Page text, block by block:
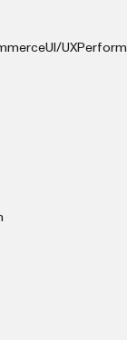
UI/UX